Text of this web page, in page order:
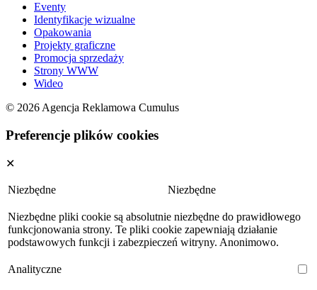
Eventy
Identyfikacje wizualne
Opakowania
Projekty graficzne
Promocja sprzedaży
Strony WWW
Wideo
© 2026 Agencja Reklamowa Cumulus
Preferencje plików cookies
✕
Niezbędne Niezbędne
Niezbędne pliki cookie są absolutnie niezbędne do prawidłowego
funkcjonowania strony. Te pliki cookie zapewniają działanie
podstawowych funkcji i zabezpieczeń witryny. Anonimowo.
Analityczne